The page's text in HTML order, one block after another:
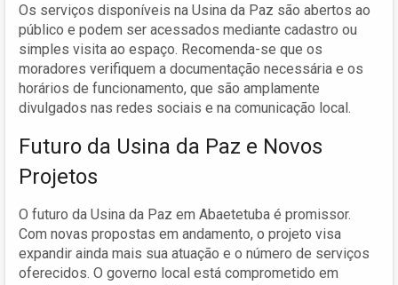
Os serviços disponíveis na Usina da Paz são abertos ao
público e podem ser acessados mediante cadastro ou
simples visita ao espaço. Recomenda-se que os
moradores verifiquem a documentação necessária e os
horários de funcionamento, que são amplamente
divulgados nas redes sociais e na comunicação local.
Futuro da Usina da Paz e Novos
Projetos
O futuro da Usina da Paz em Abaetetuba é promissor.
Com novas propostas em andamento, o projeto visa
expandir ainda mais sua atuação e o número de serviços
oferecidos. O governo local está comprometido em